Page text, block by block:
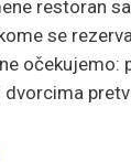
restoran
se
očekujemo: